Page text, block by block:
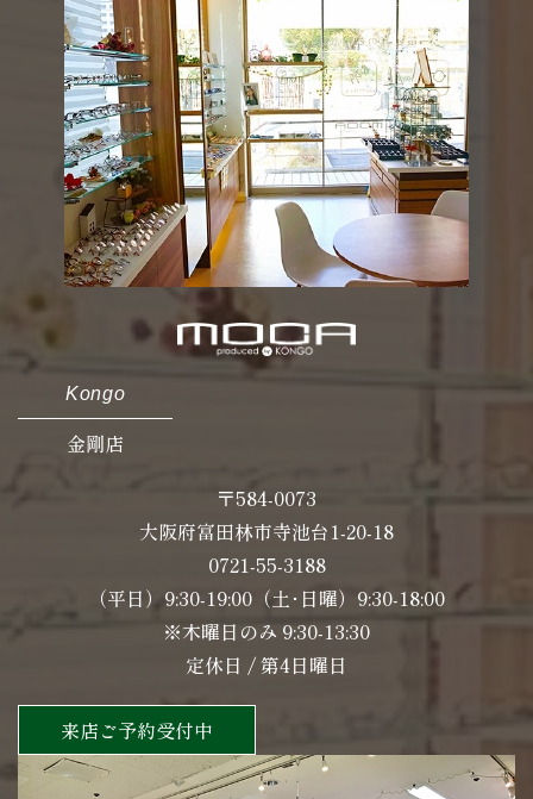
Kongo
金剛店
〒584-0073
大阪府富田林市寺池台1-20-18
0721-55-3188
（平日）9:30-19:00（土･日曜）9:30-18:00
※木曜日のみ 9:30-13:30
定休日 / 第4日曜日
来店ご予約受付中